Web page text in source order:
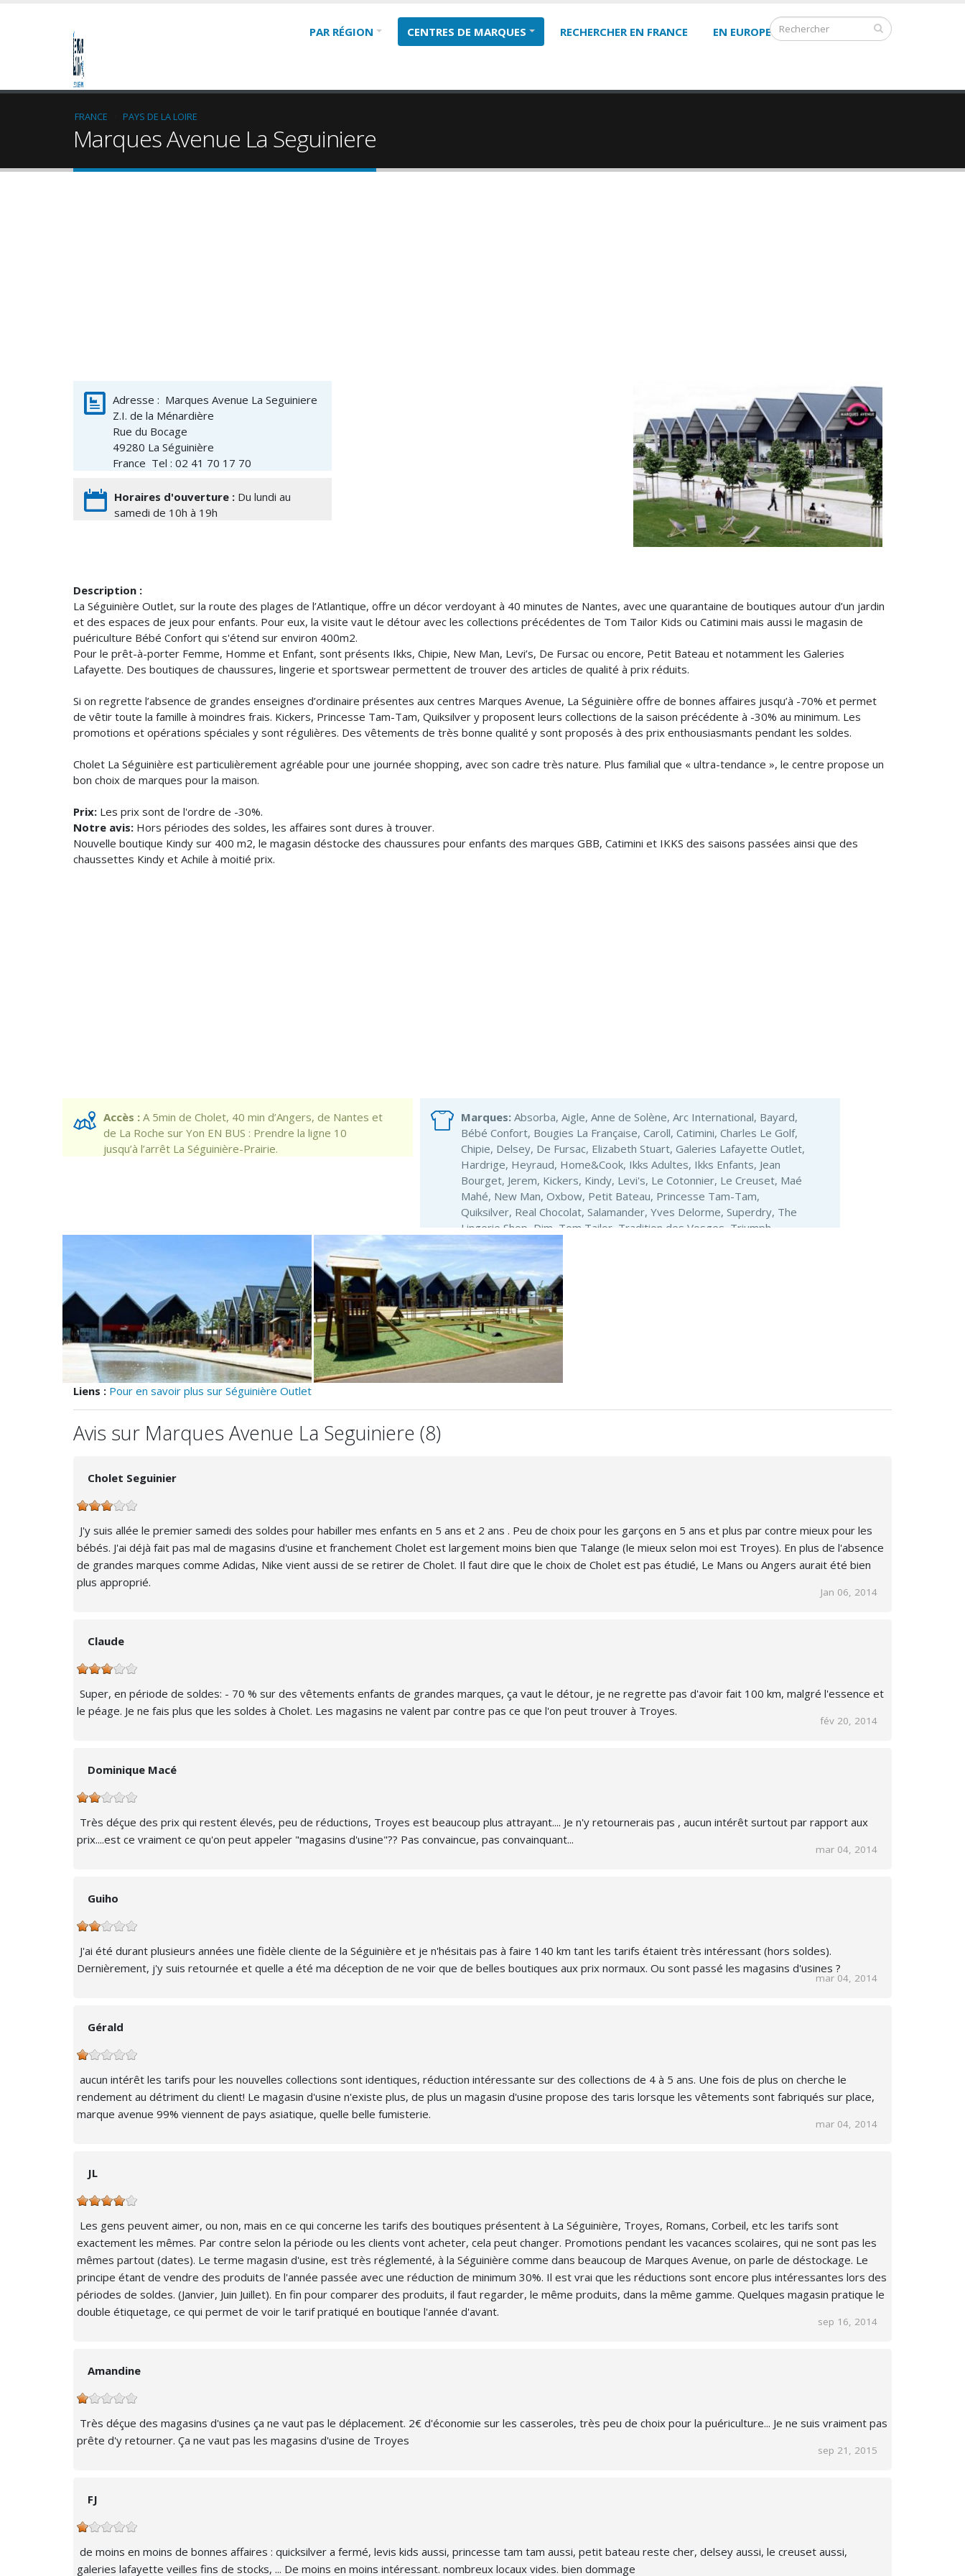
PAR RÉGION CENTRES DE MARQUES RECHERCHER EN FRANCE EN EUROPE VENTE PRIVÉE
FRANCE PAYS DE LA LOIRE
Marques Avenue La Seguiniere
Adresse : Marques Avenue La Seguiniere
Z.I. de la Ménardière
Rue du Bocage
49280 La Séguinière
France Tel : 02 41 70 17 70
Horaires d'ouverture : Du lundi au
samedi de 10h à 19h
Description :
La Séguinière Outlet, sur la route des plages de l’Atlantique, offre un décor verdoyant à 40 minutes de Nantes, avec une quarantaine de boutiques autour d’un jardin
et des espaces de jeux pour enfants. Pour eux, la visite vaut le détour avec les collections précédentes de Tom Tailor Kids ou Catimini mais aussi le magasin de
puériculture Bébé Confort qui s'étend sur environ 400m2.
Pour le prêt-à-porter Femme, Homme et Enfant, sont présents Ikks, Chipie, New Man, Levi’s, De Fursac ou encore, Petit Bateau et notamment les Galeries
Lafayette. Des boutiques de chaussures, lingerie et sportswear permettent de trouver des articles de qualité à prix réduits.
Si on regrette l’absence de grandes enseignes d’ordinaire présentes aux centres Marques Avenue, La Séguinière offre de bonnes affaires jusqu’à -70% et permet
de vêtir toute la famille à moindres frais. Kickers, Princesse Tam-Tam, Quiksilver y proposent leurs collections de la saison précédente à -30% au minimum. Les
promotions et opérations spéciales y sont régulières. Des vêtements de très bonne qualité y sont proposés à des prix enthousiasmants pendant les soldes.
Cholet La Séguinière est particulièrement agréable pour une journée shopping, avec son cadre très nature. Plus familial que « ultra-tendance », le centre propose un
bon choix de marques pour la maison.
Prix: Les prix sont de l'ordre de -30%.
Notre avis: Hors périodes des soldes, les affaires sont dures à trouver.
​Nouvelle boutique Kindy sur 400 m2, le magasin déstocke des chaussures pour enfants des marques GBB, Catimini et IKKS des saisons passées ainsi que des
chaussettes Kindy et Achile à moitié prix.
Accès : A 5min de Cholet, 40 min d’Angers, de Nantes et
de La Roche sur Yon EN BUS : Prendre la ligne 10
jusqu’à l’arrêt La Séguinière-Prairie.
Marques: Absorba, Aigle, Anne de Solène, Arc International, Bayard,
Bébé Confort, Bougies La Française, Caroll, Catimini, Charles Le Golf,
Chipie, Delsey, De Fursac, Elizabeth Stuart, Galeries Lafayette Outlet,
Hardrige, Heyraud, Home&Cook, Ikks Adultes, Ikks Enfants, Jean
Bourget, Jerem, Kickers, Kindy, Levi's, Le Cotonnier, Le Creuset, Maé
Mahé, New Man, Oxbow, Petit Bateau, Princesse Tam-Tam,
Quiksilver, Real Chocolat, Salamander, Yves Delorme, Superdry, The
Lingerie Shop, Dim, Tom Tailor, Tradition des Vosges, Triumph,
Liens : Pour en savoir plus sur Séguinière Outlet
Avis sur Marques Avenue La Seguiniere (8)
Cholet Seguinier
J'y suis allée le premier samedi des soldes pour habiller mes enfants en 5 ans et 2 ans . Peu de choix pour les garçons en 5 ans et plus par contre mieux pour les
bébés. J'ai déjà fait pas mal de magasins d'usine et franchement Cholet est largement moins bien que Talange (le mieux selon moi est Troyes). En plus de l'absence
de grandes marques comme Adidas, Nike vient aussi de se retirer de Cholet. Il faut dire que le choix de Cholet est pas étudié, Le Mans ou Angers aurait été bien
plus approprié.
Jan 06, 2014
Claude
Super, en période de soldes: - 70 % sur des vêtements enfants de grandes marques, ça vaut le détour, je ne regrette pas d'avoir fait 100 km, malgré l'essence et
le péage. Je ne fais plus que les soldes à Cholet. Les magasins ne valent par contre pas ce que l'on peut trouver à Troyes.
fév 20, 2014
Dominique Macé
Très déçue des prix qui restent élevés, peu de réductions, Troyes est beaucoup plus attrayant.... Je n'y retournerais pas , aucun intérêt surtout par rapport aux
prix....est ce vraiment ce qu'on peut appeler "magasins d'usine"?? Pas convaincue, pas convainquant...
mar 04, 2014
Guiho
J'ai été durant plusieurs années une fidèle cliente de la Séguinière et je n'hésitais pas à faire 140 km tant les tarifs étaient très intéressant (hors soldes).
Dernièrement, j'y suis retournée et quelle a été ma déception de ne voir que de belles boutiques aux prix normaux. Ou sont passé les magasins d'usines ?
mar 04, 2014
Gérald
aucun intérêt les tarifs pour les nouvelles collections sont identiques, réduction intéressante sur des collections de 4 à 5 ans. Une fois de plus on cherche le
rendement au détriment du client! Le magasin d'usine n'existe plus, de plus un magasin d'usine propose des taris lorsque les vêtements sont fabriqués sur place,
marque avenue 99% viennent de pays asiatique, quelle belle fumisterie.
mar 04, 2014
JL
Les gens peuvent aimer, ou non, mais en ce qui concerne les tarifs des boutiques présentent à La Séguinière, Troyes, Romans, Corbeil, etc les tarifs sont
exactement les mêmes. Par contre selon la période ou les clients vont acheter, cela peut changer. Promotions pendant les vacances scolaires, qui ne sont pas les
mêmes partout (dates). Le terme magasin d'usine, est très réglementé, à la Séguinière comme dans beaucoup de Marques Avenue, on parle de déstockage. Le
principe étant de vendre des produits de l'année passée avec une réduction de minimum 30%. Il est vrai que les réductions sont encore plus intéressantes lors des
périodes de soldes. (Janvier, Juin Juillet). En fin pour comparer des produits, il faut regarder, le même produits, dans la même gamme. Quelques magasin pratique le
double étiquetage, ce qui permet de voir le tarif pratiqué en boutique l'année d'avant.
sep 16, 2014
Amandine
Très déçue des magasins d'usines ça ne vaut pas le déplacement. 2€ d'économie sur les casseroles, très peu de choix pour la puériculture... Je ne suis vraiment pas
prête d'y retourner. Ça ne vaut pas les magasins d'usine de Troyes
sep 21, 2015
FJ
de moins en moins de bonnes affaires : quicksilver a fermé, levis kids aussi, princesse tam tam aussi, petit bateau reste cher, delsey aussi, le creuset aussi,
galeries lafayette veilles fins de stocks, ... De moins en moins intéressant. nombreux locaux vides. bien dommage